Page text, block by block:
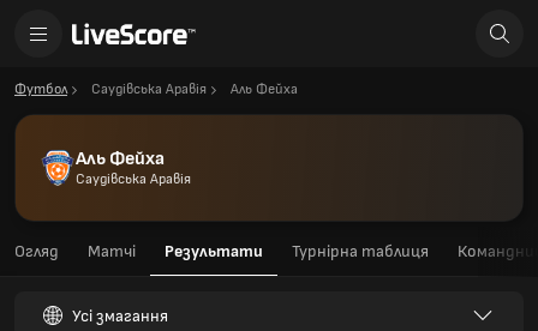
Футбол Саудівська Аравія Аль Фейха
Аль Фейха
Саудівська Аравія
Огляд Матчі Результати Турнірна таблиця
Усі змагання